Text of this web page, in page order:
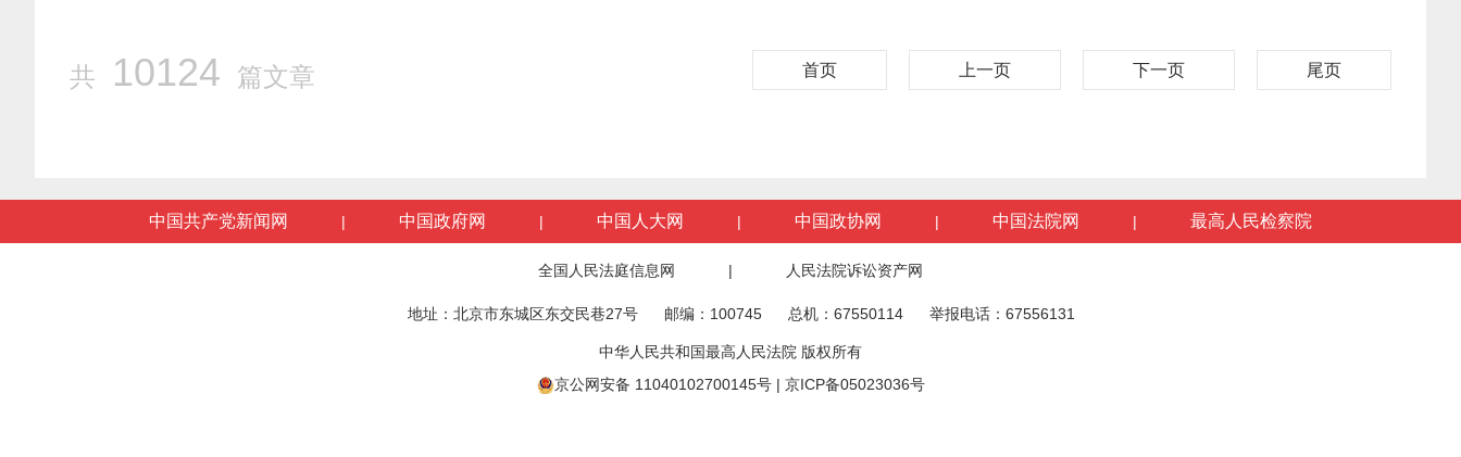
共 10124 篇文章 首页 上一页 下一页 尾页
中国共产党新闻网 | 中国政府网 | 中国人大网 | 中国政协网 | 中国法院网 | 最高人民检察院
全国人民法庭信息网 | 人民法院诉讼资产网
地址：北京市东城区东交民巷27号 邮编：100745 总机：67550114 举报电话：67556131
中华人民共和国最高人民法院 版权所有
京公网安备 11040102700145号 | 京ICP备05023036号